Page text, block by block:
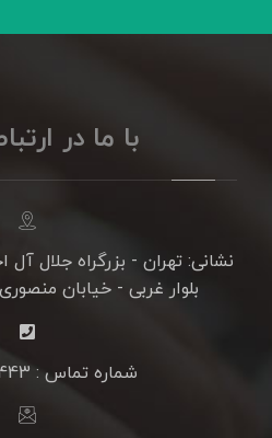
با ما در
نشانی: تهران - بزرگراه جلال
بلوار غربی - خیابان منصوری - پلاک
شماره تماس : 28425443-021